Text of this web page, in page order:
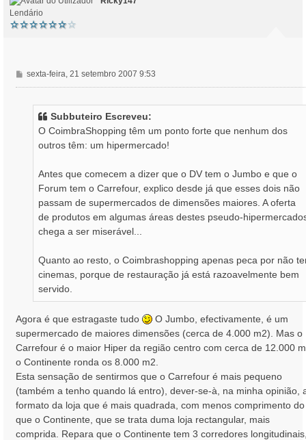
Lendário
M
e
sexta-feira, 21 setembro 2007 9:53
Subbuteiro Escreveu:
O CoimbraShopping têm um ponto forte que nenhum dos
outros têm: um hipermercado!
Antes que comecem a dizer que o DV tem o Jumbo e que o
Forum tem o Carrefour, explico desde já que esses dois não
passam de supermercados de dimensões maiores. A oferta
de produtos em algumas áreas destes pseudo-
chega a ser miserável...
Quanto ao resto, o Coimbrashopping apenas peca por não
cinemas, porque de restauração já está razoavelmente bem
servido.
Agora é que estragaste tudo
O Jumbo, efectivamente, é um
supermercado de maiores dimensões (cerca de 4.000 m2). Mas o
Carrefour é o maior Hiper da região centro com cerca de 12.000
o Continente ronda os 8.000 m2.
Esta sensação de sentirmos que o Carrefour é mais pequeno
(também a tenho quando lá entro), dever-se-à, na minha opinião,
formato da loja que é mais quadrada, com menos comprimento do
que o Continente, que se trata duma loja rectangular, mais
comprida. Repara que o Continente tem 3 corredores